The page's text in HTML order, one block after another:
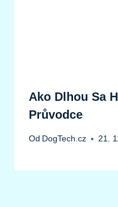
Ako Dlhou Sa
Průvodce
Od DogTech.cz 21.